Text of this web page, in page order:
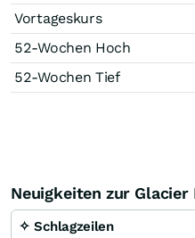
Vortageskurs
52-Wochen Hoch
52-Wochen Tief
Neuigkeiten zur Glacier
✧ Schlagzeilen